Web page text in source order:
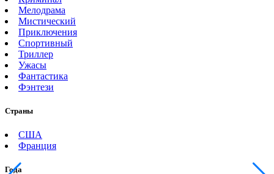
Мелодрама
Мистический
Приключения
Спортивный
Триллер
Ужасы
Фантастика
Фэнтези
Страны
США
Франция
Года